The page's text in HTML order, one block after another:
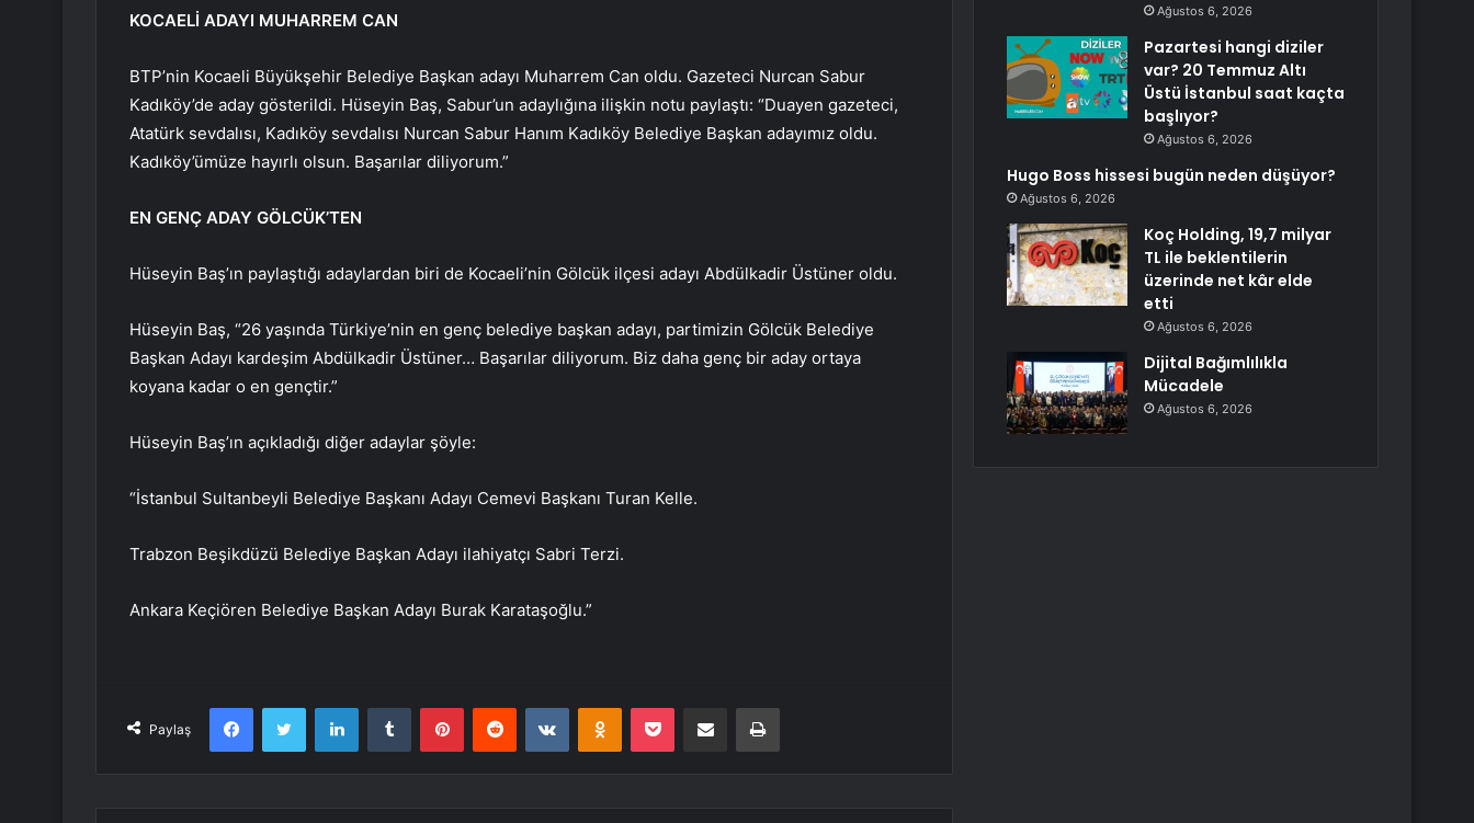
KOCAELİ ADAYI MUHARREM CAN
BTP’nin Kocaeli Büyükşehir Belediye Başkan adayı Muharrem Can oldu. Gazeteci Nurcan Sabur
Kadıköy’de aday gösterildi. Hüseyin Baş, Sabur’un adaylığına ilişkin notu paylaştı: “Duayen gazeteci,
Atatürk sevdalısı, Kadıköy sevdalısı Nurcan Sabur Hanım Kadıköy Belediye Başkan adayımız oldu.
Kadıköy’ümüze hayırlı olsun. Başarılar diliyorum.”
EN GENÇ ADAY GÖLCÜK’TEN
Hüseyin Baş’ın paylaştığı adaylardan biri de Kocaeli’nin Gölcük ilçesi adayı Abdülkadir Üstüner oldu.
Hüseyin Baş, “26 yaşında Türkiye’nin en genç belediye başkan adayı, partimizin Gölcük Belediye
Başkan Adayı kardeşim Abdülkadir Üstüner… Başarılar diliyorum. Biz daha genç bir aday ortaya
koyana kadar o en gençtir.”
Hüseyin Baş’ın açıkladığı diğer adaylar şöyle:
“İstanbul Sultanbeyli Belediye Başkanı Adayı Cemevi Başkanı Turan Kelle.
Trabzon Beşikdüzü Belediye Başkan Adayı ilahiyatçı Sabri Terzi.
Ankara Keçiören Belediye Başkan Adayı Burak Karataşoğlu.”
Paylaş
FacebookTwitter LinkedInTumblr PinterestReddit VKontakteOdnoklassniki
Pocket E-Posta ile paylaş Yazdır
Ağustos 6, 2026
Pazartesi hangi diziler
var? 20 Temmuz Altı
Üstü İstanbul saat kaçta
başlıyor?
Ağustos 6, 2026
Hugo Boss hissesi bugün neden düşüyor?
Ağustos 6, 2026
Koç Holding, 19,7 milyar
TL ile beklentilerin
üzerinde net kâr elde
etti
Ağustos 6, 2026
Dijital Bağımlılıkla
Mücadele
Ağustos 6, 2026